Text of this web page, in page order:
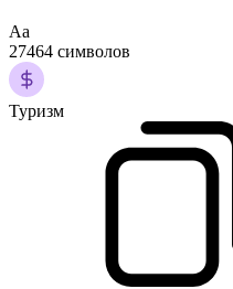
Аа
27464 символов
Туризм